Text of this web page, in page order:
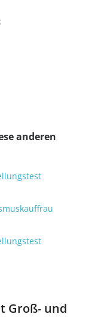
anderen
Groß- und